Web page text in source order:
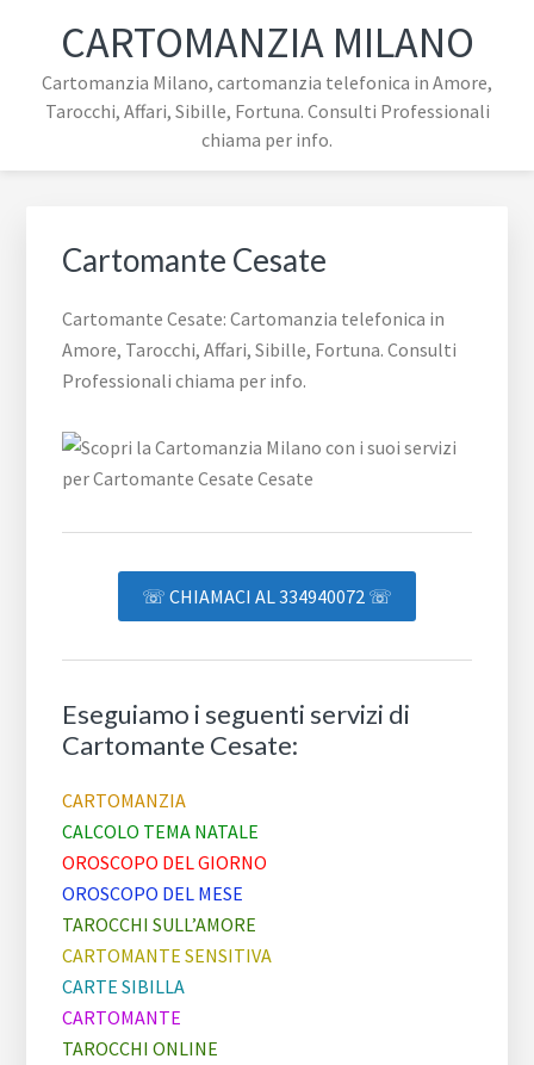
navigazione
primaria
contenuto
principale
footer
navigation
CARTOMANZIA MILANO
Cartomanzia Milano, cartomanzia telefonica in Amore,
Tarocchi, Affari, Sibille, Fortuna. Consulti Professionali
chiama per info.
Cartomante Cesate
Cartomante Cesate: Cartomanzia telefonica in
Amore, Tarocchi, Affari, Sibille, Fortuna. Consulti
Professionali chiama per info.
☏ CHIAMACI AL 334940072 ☏
Eseguiamo i seguenti servizi di
Cartomante Cesate:
CARTOMANZIA
CALCOLO TEMA NATALE
OROSCOPO DEL GIORNO
OROSCOPO DEL MESE
TAROCCHI SULL’AMORE
CARTOMANTE SENSITIVA
CARTE SIBILLA
CARTOMANTE
TAROCCHI ONLINE